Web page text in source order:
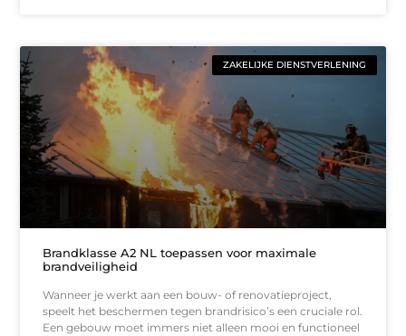
ZAKELIJKE DIENSTVERLENING
Brandklasse A2 NL toepassen voor maximale
brandveiligheid
Wanneer je werkt aan een bouw- of renovatieproject,
speelt het beschermen tegen brandrisico’s een cruciale rol.
Een gebouw moet immers niet alleen mooi en functioneel